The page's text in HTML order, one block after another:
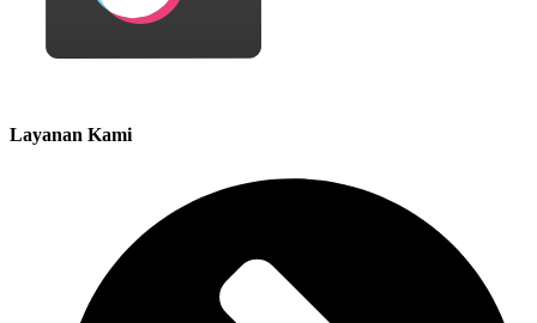
Layanan Kami